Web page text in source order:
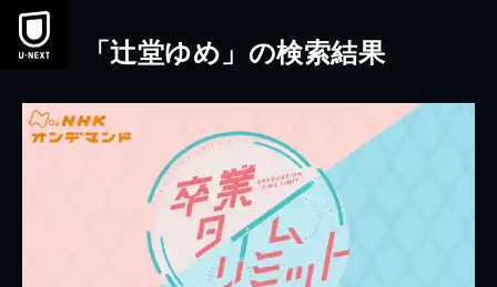
本文へスキップ
「辻堂ゆめ」の検索結果